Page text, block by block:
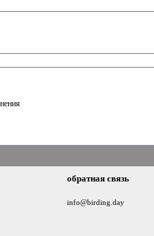
обратная связь
info@birding.day